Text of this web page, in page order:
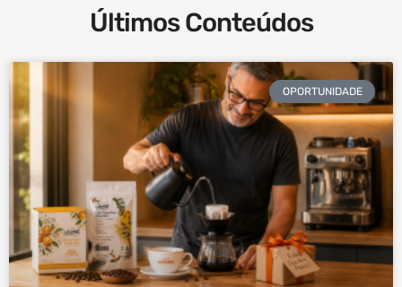
Últimos Conteúdos
OPORTUNIDADE